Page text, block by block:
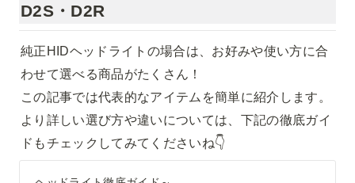
D2S・D2R
純正HIDヘッドライトの場合は、お好みや使い方に合
わせて選べる商品がたくさん！
この記事では代表的なアイテムを簡単に紹介します。
より詳しい選び方や違いについては、下記の徹底ガイ
ドもチェックしてみてくださいね👇